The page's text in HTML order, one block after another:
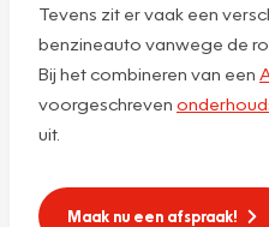
Tevens zit er vaak een
benzineauto vanwege de
Bij het combineren van een
voorgeschreven
uit.
Maak nu een afspraak!